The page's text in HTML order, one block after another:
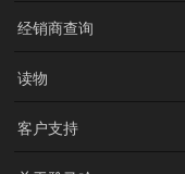
经销商查询
读物
客户支持